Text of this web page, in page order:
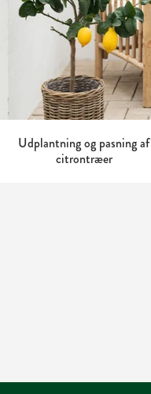
Udplantning og pasning af
citrontræer